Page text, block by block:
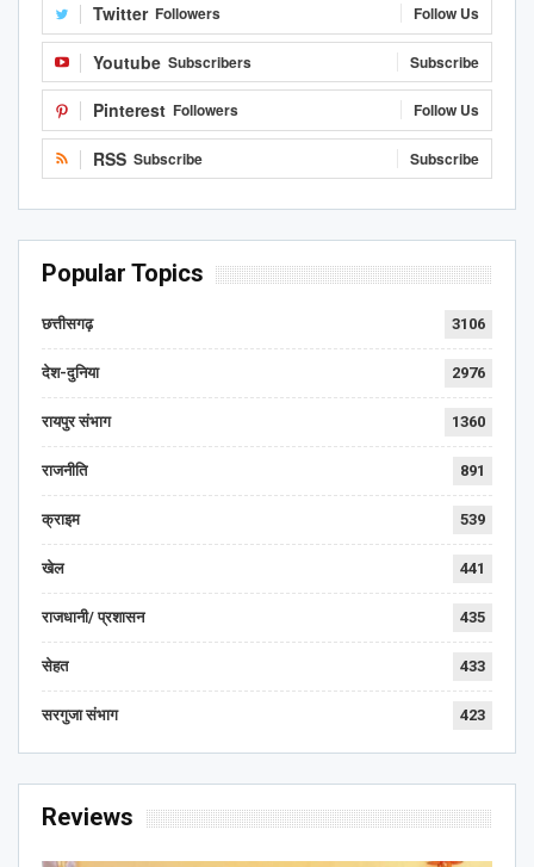
Twitter Followers Follow Us
Youtube Subscribers Subscribe
Pinterest Followers Follow Us
RSS Subscribe Subscribe
Popular Topics
छत्तीसगढ़ 3106
देश-दुनिया 2976
रायपुर संभाग 1360
राजनीति 891
क्राइम 539
खेल 441
राजधानी/ प्रशासन 435
सेहत 433
सरगुजा संभाग 423
Reviews